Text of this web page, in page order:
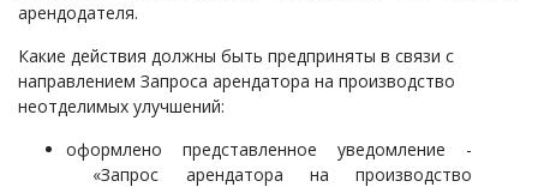
арендодателя.
Какие действия должны быть предприняты в связи с
направлением Запроса арендатора на производство
неотделимых улучшений:
оформлено представленное уведомление -
«Запрос арендатора на производство